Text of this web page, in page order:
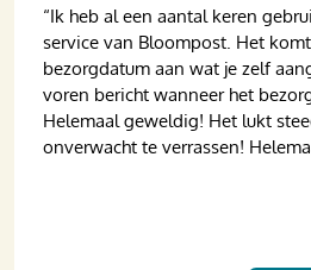
“Ik heb al een aantal keren
service van Bloompost. Het
bezorgdatum aan wat je zelf
voren bericht wanneer het
Helemaal geweldig! Het lukt
onverwacht te verrassen!